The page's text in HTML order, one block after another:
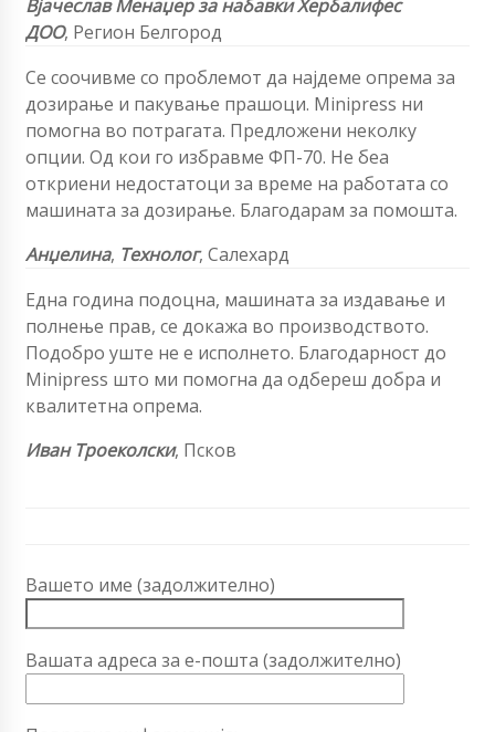
ВјачеславМенаџер за набавкиХербалифес
ДОО, Регион Белгород
Се соочивме со проблемот да најдеме опрема за
дозирање и пакување прашоци. Minipress ни
помогна во потрагата. Предложени неколку
опции. Од кои го избравме ФП-70. Не беа
откриени недостатоци за време на работата со
машината за дозирање. Благодарам за помошта.
Анџелина, Технолог, Салехард
Една година подоцна, машината за издавање и
полнење прав, се докажа во производството.
Подобро уште не е исполнето. Благодарност до
Minipress што ми помогна да одбереш добра и
квалитетна опрема.
Иван Троеколски, Псков
Вашето име (задолжително)
Вашата адреса за е-пошта (задолжително)